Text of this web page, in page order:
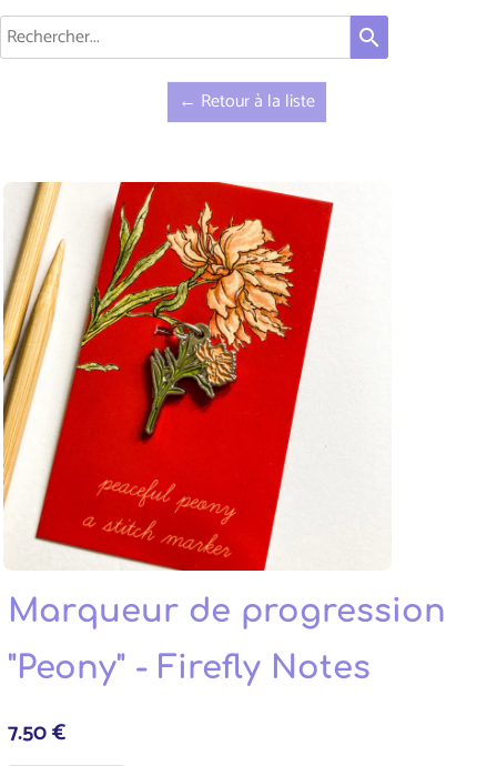
search
← Retour à la liste
Marqueur de progression
"Peony" - Firefly Notes
7.50 €